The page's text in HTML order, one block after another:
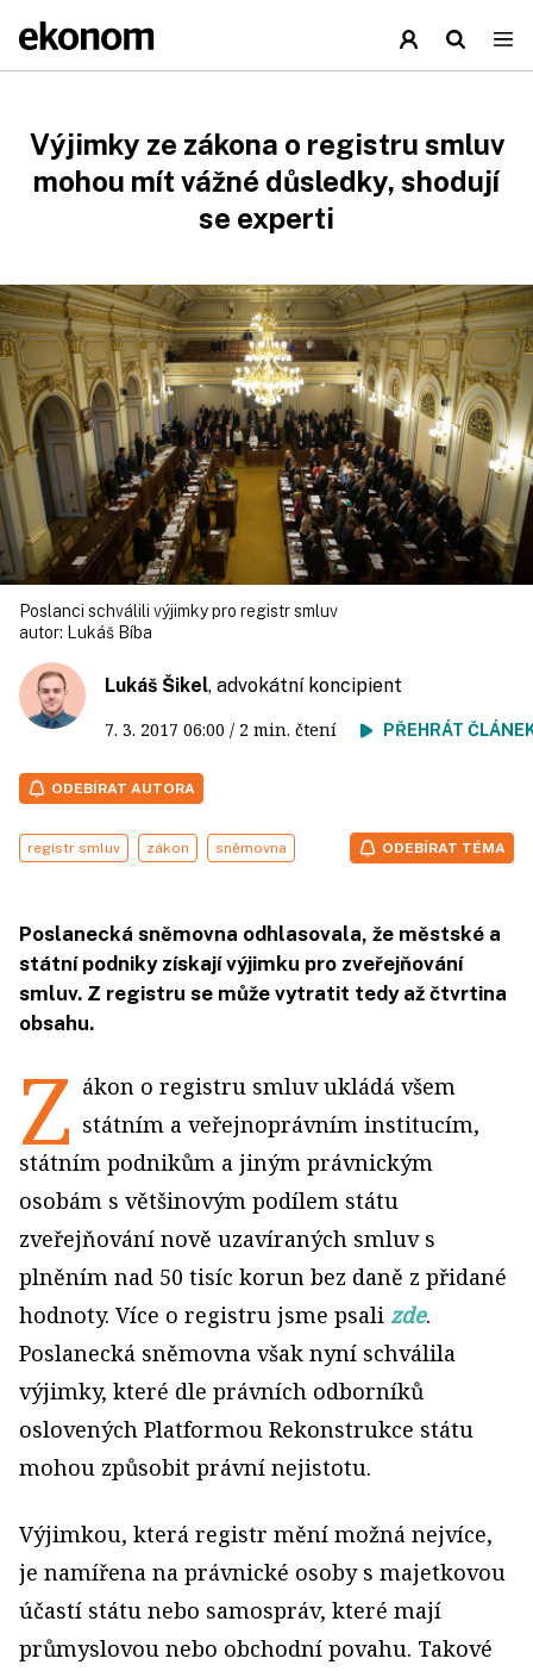
Výjimky ze zákona o registru smluv
mohou mít vážné důsledky, shodují
se experti
Poslanci schválili výjimky pro registr smluv
autor:
Lukáš Bíba
Lukáš Šikel, advokátní koncipient
7. 3. 2017 06:00 / 2 min. čtení PŘEHRÁT
ODEBÍRAT AUTORA
registr smluv zákon sněmovna ODEBÍRAT TÉMA
Poslanecká sněmovna odhlasovala, že městské a
státní podniky získají výjimku pro zveřejňování
smluv. Z registru se může vytratit tedy až čtvrtina
obsahu.
Z ákon o registru smluv ukládá všem
státním a veřejnoprávním institucím,
státním podnikům a jiným právnickým
osobám s většinovým podílem státu
zveřejňování nově uzavíraných smluv s
plněním nad 50 tisíc korun bez daně z přidané
hodnoty. Více o registru jsme psali zde.
Poslanecká sněmovna však nyní schválila
výjimky, které dle právních odborníků
oslovených Platformou Rekonstrukce státu
mohou způsobit právní nejistotu.
Výjimkou, která registr mění možná nejvíce,
je namířena na právnické osoby s majetkovou
účastí státu nebo samospráv, které mají
průmyslovou nebo obchodní povahu. Takové